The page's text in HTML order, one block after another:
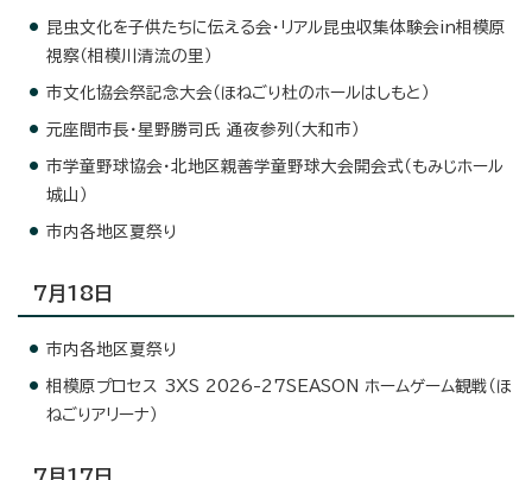
昆虫文化を子供たちに伝える会・リアル昆虫収集体験会in相模原
視察（相模川清流の里）
市文化協会祭記念大会（ほねごり杜のホールはしもと）
元座間市長・星野勝司氏 通夜参列（大和市）
市学童野球協会・北地区親善学童野球大会開会式（もみじホール
城山）
市内各地区夏祭り
7月18日
市内各地区夏祭り
相模原プロセス 3XS 2026-27SEASON ホームゲーム観戦（ほ
ねごりアリーナ）